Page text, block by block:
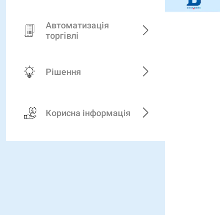
Автоматизація
торгівлі
Рішення
Корисна інформація